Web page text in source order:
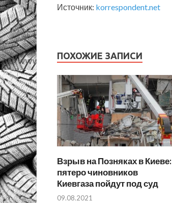
Источник: korrespondent.net
ПОХОЖИЕ ЗАПИСИ
Взрыв на Позняках в Киеве:
пятеро чиновников
Киевгаза пойдут под суд
09.08.2021